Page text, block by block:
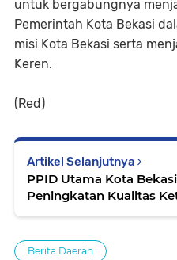
untuk bergabungnya
Pemerintah Kota Bekasi
misi Kota Bekasi serta
Keren.
(Red)
Artikel Selanjutnya
PPID Utama Kota
Peningkatan Kualitas
Berita Daerah